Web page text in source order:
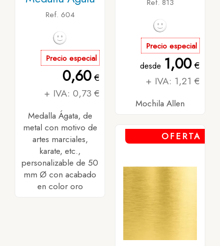
Ref. 604
Precio especial
0,60€
+ IVA: 0,73 €
Medalla Ágata, de
metal con motivo de
artes marciales,
karate, etc.,
personalizable de 50
mm Ø con acabado
en color oro
Ref. 813
Precio especial
desde 1,00€
+ IVA: 1,21 €
Mochila Allen
OFERTA